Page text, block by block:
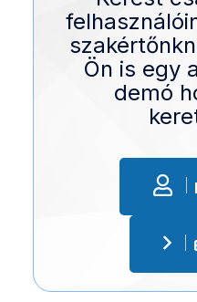
Ön is egy
demó